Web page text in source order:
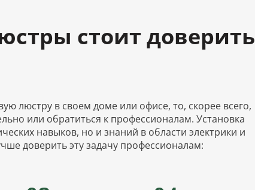
стоит доверить
люстру в своем доме или офисе, то, скорее всего,
или обратиться к профессионалам. Установка
навыков, но и знаний в области электрики и
доверить эту задачу профессионалам: